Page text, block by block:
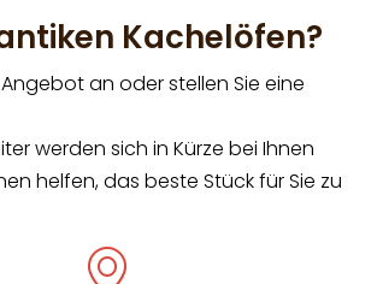
Kachelöfen?
an oder stellen Sie eine
werden sich in Kürze bei Ihnen
helfen, das beste Stück für Sie zu